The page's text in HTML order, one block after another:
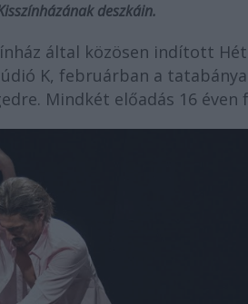
deszkáin.
által közösen indított
K, februárban a
Mindkét előadás 16 éven